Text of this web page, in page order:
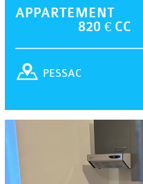
APPARTEMENT
820 € CC
PESSAC